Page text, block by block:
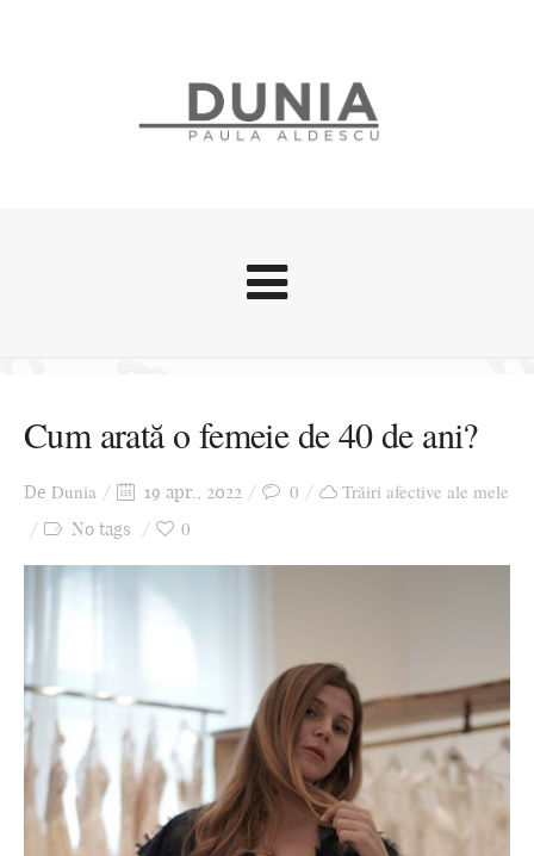
Stari afective
Zice Dunia
Călătorii
Ziua culorii
Cum arată o femeie de 40 de ani?
De Dunia 19 apr., 2022 0 Trăiri afective ale mele
No tags 0